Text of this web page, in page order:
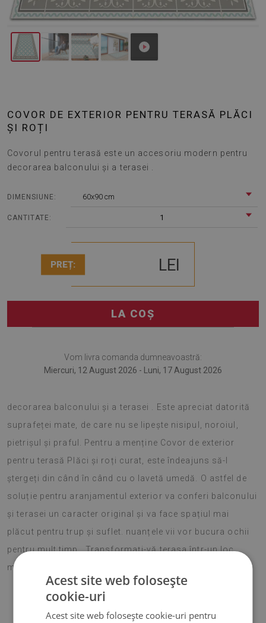
COVOR DE EXTERIOR PENTRU TERASĂ PLĂCI
ȘI ROȚI
Covorul pentru terasă este un accesoriu modern pentru
decorarea balconului și a terasei .
DIMENSIUNE: 60x90 cm
CANTITATE: 1
PREȚ: LEI
LA COȘ
Vom livra comanda dumneavoastră:
Miercuri, 12 August 2026 - Luni, 17 August 2026
decorarea balconului și a terasei . Este apreciat datorită
suprafeței mate, de care nu se lipește nisipul, noroiul,
pietrișul și praful. Pentru a menține Covor de exterior
pentru terasă Plăci și roți curat, este îndeajuns să-l
ștergeți din când în când cu o lavetă umedă. O astfel de
soluție pentru aranjamentul exterior va conferi balconului
și terasei un caracter original și va face spațiul mai
plăcut pentru trup și suflet. nuanțele vii vor bucura ochii
pentru mult timp . Transformați-vă terasa într-un loc
minunat!
Material :vinil ranforsat cu plasa PES;
Acest site web folosește
cookie-uri
Acest site web folosește cookie-uri pentru